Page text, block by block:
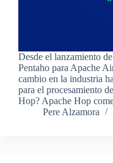
Desde el lanzamiento
Pentaho para Apache
cambio en la industria
para el procesamiento
Hop? Apache Hop
Pere Alzamora